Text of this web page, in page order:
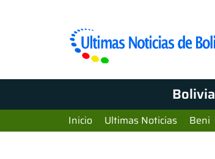
Bolivia
Inicio Ultimas Noticias Beni